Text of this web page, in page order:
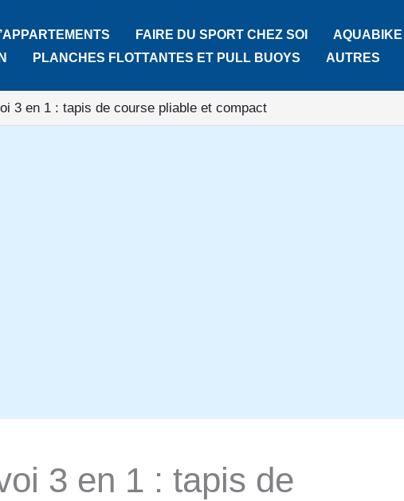
FAIRE DU SPORT CHEZ SOI AQUABIKE
PLANCHES FLOTTANTES ET PULL BUOYS AUTRES
3 en 1 : tapis de course pliable et compact
3 en 1 : tapis de